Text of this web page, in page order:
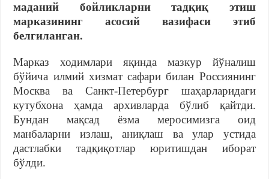
маданий бойликларни тадқиқ этиш
марказининг асосий вазифаси этиб
белгиланган.
Марказ ходимлари яқинда мазкур йўналиш
бўйича илмий хизмат сафари билан Россиянинг
Москва ва Санкт-Петербург шаҳарларидаги
кутубхона ҳамда архивларда бўлиб қайтди.
Бундан мақсад ёзма меросимизга оид
манбаларни излаш, аниқлаш ва улар устида
дастлабки тадқиқотлар юритишдан иборат
бўлди.